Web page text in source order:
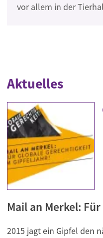
vor allem in der
Aktuelles
Mail an Merkel:
2015 jagt ein Gipfel den